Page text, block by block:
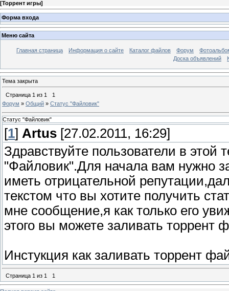
[Торрент игры]
Форма входа
Меню сайта
Главная страница Информация о сайте Каталог файлов Форум
Доска объявлений
Тема закрыта
Страница 1 из 1
1
Форум » Общий » Статус "Файловик"
Статус "Файловик"
[1] Artus [27.02.2011, 16:29]
Здравствуйте пользователи в этой
"Файловик".Для начала вам нужно
иметь отрицательной
текстом что вы хотите получить
мне сообщение,я как только его
этого вы можете заливать торрент
Инстукция как заливать торрент
Страница 1 из 1 1